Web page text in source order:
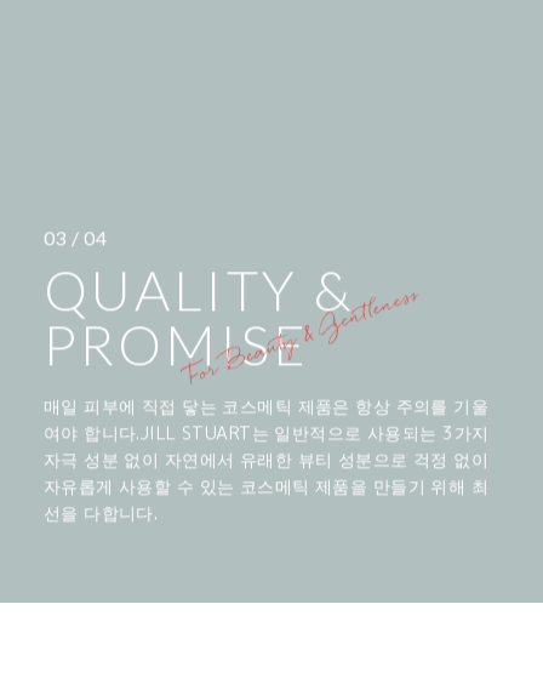
03 / 04
QUALITY &
PROMISE
매일 피부에 직접 닿는 코스메틱 제품은 항상 주의를 기울
여야 합니다.JILL STUART는 일반적으로 사용되는 3가지
자극 성분 없이 자연에서 유래한 뷰티 성분으로 걱정 없이
자유롭게 사용할 수 있는 코스메틱 제품을 만들기 위해 최
선을 다합니다.